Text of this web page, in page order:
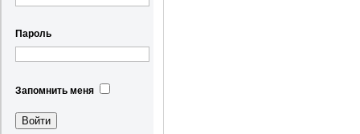
Пароль
Запомнить меня